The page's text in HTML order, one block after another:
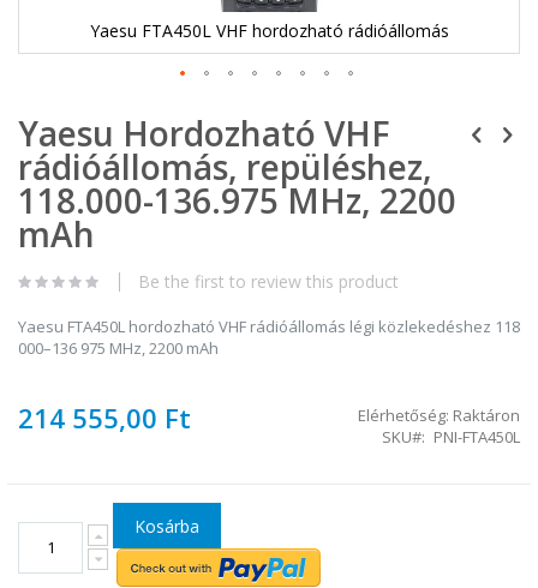
Yaesu FTA450L VHF hordozható rádióállomás
a
képgaléria
elejére
Yaesu Hordozható VHF
rádióállomás, repüléshez,
118.000-136.975 MHz, 2200
mAh
Be the first to review this product
Yaesu FTA450L hordozható VHF rádióállomás légi közlekedéshez 118
000–136 975 MHz, 2200 mAh
214 555,00 Ft Elérhetőség: Raktáron
SKU
PNI-FTA450L
Kosárba